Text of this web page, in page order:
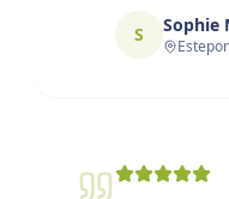
S Sophie